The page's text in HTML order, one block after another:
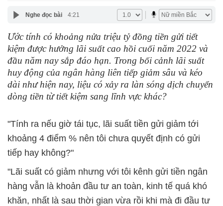
Nghe đọc bài 4:21
Ước tính có khoảng nửa triệu tỷ đồng tiền gửi tiết
kiệm được hưởng lãi suất cao hồi cuối năm 2022 và
đầu năm nay sắp đáo hạn. Trong bối cảnh lãi suất
huy động của ngân hàng liên tiếp giảm sâu và kéo
dài như hiện nay, liệu có xảy ra làn sóng dịch chuyển
dòng tiền từ tiết kiệm sang lĩnh vực khác?
"Tính ra nếu giờ tái tục, lãi suất tiền gửi giảm tới
khoảng 4 điểm % nên tôi chưa quyết định có gửi
tiếp hay không?"
"Lãi suất có giảm nhưng với tôi kênh gửi tiền ngân
hàng vẫn là khoản đầu tư an toàn, kinh tế quá khó
khăn, nhất là sau thời gian vừa rồi khi mà đi đầu tư